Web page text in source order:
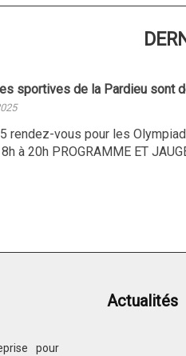
sportives de la Pardieu sont
rendez-vous pour les
à 20h PROGRAMME ET
pour
Actualités